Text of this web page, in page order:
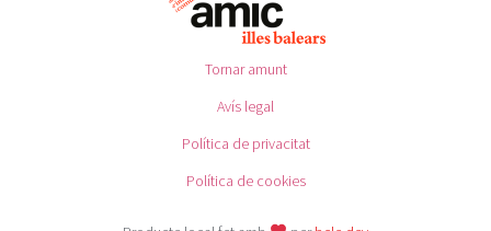
Tornar amunt
Avís legal
Política de privacitat
Política de cookies